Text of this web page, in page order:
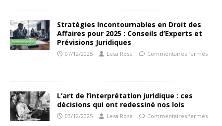
Stratégies Incontournables en Droit des
Affaires pour 2025 : Conseils d’Experts et
Prévisions Juridiques
07/12/2025 Lesa Rose Commentaires fermés
L’art de l’interprétation juridique : ces
décisions qui ont redessiné nos lois
03/12/2025 Lesa Rose Commentaires fermés